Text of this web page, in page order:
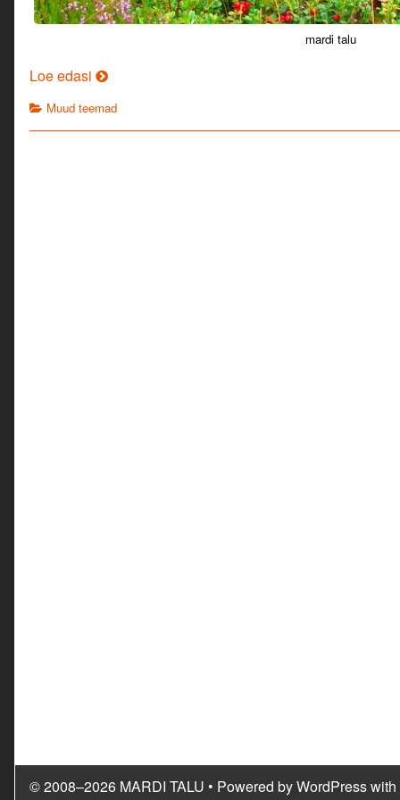
mardi talu
Loe edasi Külluse
kingituste
aeg.
Categories
Muud teemad
© 2008–2026 MARDI TALU • Powered byWordPresswith